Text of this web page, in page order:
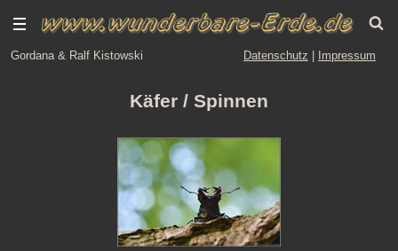
Gordana & Ralf Kistowski Datenschutz Impressum
Käfer / Spinnen